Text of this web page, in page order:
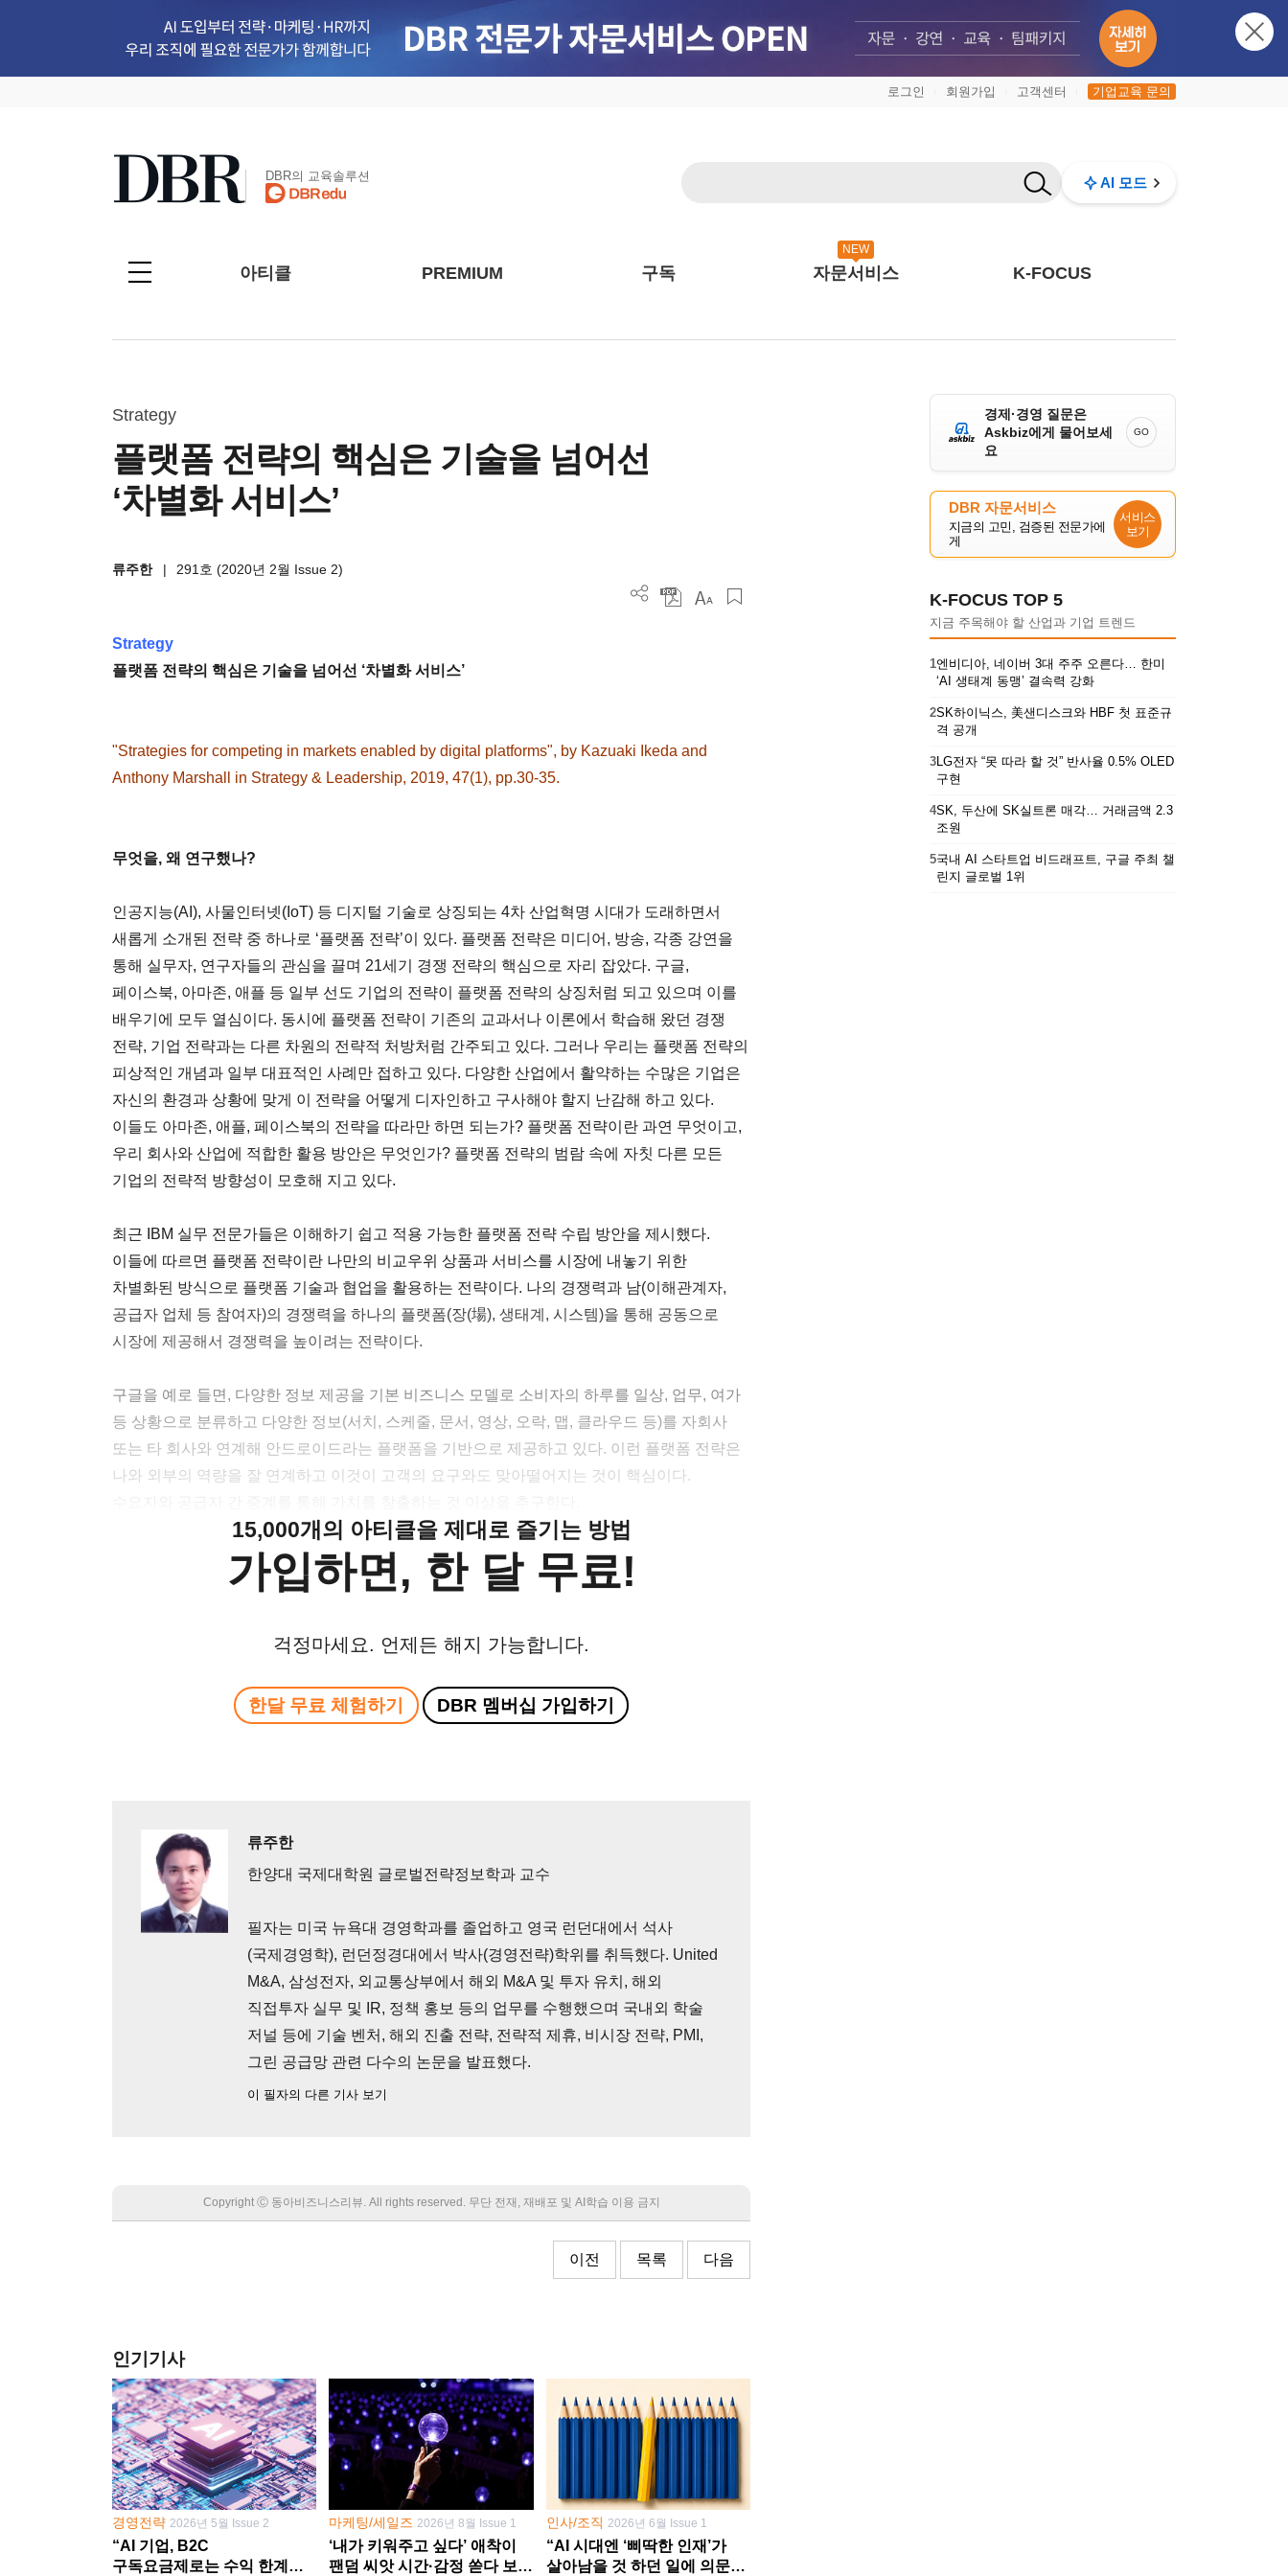
로그인 회원가입 고객센터 기업교육 문의
DBR의 교육솔루션 AI 모드
아티클 PREMIUM 구독
NEW
자문서비스 K-FOCUS
Strategy
플랫폼 전략의 핵심은 기술을 넘어선
‘차별화 서비스’
류주한 | 291호 (2020년 2월 Issue 2)
Strategy
플랫폼 전략의 핵심은 기술을 넘어선 ‘차별화 서비스’
"Strategies for competing in markets enabled by digital platforms", by Kazuaki Ikeda and
Anthony Marshall in Strategy & Leadership, 2019, 47(1), pp.30-35.
무엇을, 왜 연구했나?
인공지능(AI), 사물인터넷(IoT) 등 디지털 기술로 상징되는 4차 산업혁명 시대가 도래하면서
새롭게 소개된 전략 중 하나로 ‘플랫폼 전략’이 있다. 플랫폼 전략은 미디어, 방송, 각종 강연을
통해 실무자, 연구자들의 관심을 끌며 21세기 경쟁 전략의 핵심으로 자리 잡았다. 구글,
페이스북, 아마존, 애플 등 일부 선도 기업의 전략이 플랫폼 전략의 상징처럼 되고 있으며 이를
배우기에 모두 열심이다. 동시에 플랫폼 전략이 기존의 교과서나 이론에서 학습해 왔던 경쟁
전략, 기업 전략과는 다른 차원의 전략적 처방처럼 간주되고 있다. 그러나 우리는 플랫폼 전략의
피상적인 개념과 일부 대표적인 사례만 접하고 있다. 다양한 산업에서 활약하는 수많은 기업은
자신의 환경과 상황에 맞게 이 전략을 어떻게 디자인하고 구사해야 할지 난감해 하고 있다.
이들도 아마존, 애플, 페이스북의 전략을 따라만 하면 되는가? 플랫폼 전략이란 과연 무엇이고,
우리 회사와 산업에 적합한 활용 방안은 무엇인가? 플랫폼 전략의 범람 속에 자칫 다른 모든
기업의 전략적 방향성이 모호해 지고 있다.
최근 IBM 실무 전문가들은 이해하기 쉽고 적용 가능한 플랫폼 전략 수립 방안을 제시했다.
이들에 따르면 플랫폼 전략이란 나만의 비교우위 상품과 서비스를 시장에 내놓기 위한
차별화된 방식으로 플랫폼 기술과 협업을 활용하는 전략이다. 나의 경쟁력과 남(이해관계자,
공급자 업체 등 참여자)의 경쟁력을 하나의 플랫폼(장(場), 생태계, 시스템)을 통해 공동으로
시장에 제공해서 경쟁력을 높이려는 전략이다.
구글을 예로 들면, 다양한 정보 제공을 기본 비즈니스 모델로 소비자의 하루를 일상, 업무, 여가
등 상황으로 분류하고 다양한 정보(서치, 스케줄, 문서, 영상, 오락, 맵, 클라우드 등)를 자회사
또는 타 회사와 연계해 안드로이드라는 플랫폼을 기반으로 제공하고 있다. 이런 플랫폼 전략은
나와 외부의 역량을 잘 연계하고 이것이 고객의 요구와도 맞아떨어지는 것이 핵심이다.
15,000개의 아티클을 제대로 즐기는 방법
가입하면, 한 달 무료!
걱정마세요. 언제든 해지 가능합니다.
한달 무료 체험하기 DBR 멤버십 가입하기
류주한
한양대 국제대학원 글로벌전략정보학과 교수
필자는 미국 뉴욕대 경영학과를 졸업하고 영국 런던대에서 석사
(국제경영학), 런던정경대에서 박사(경영전략)학위를 취득했다. United
M&A, 삼성전자, 외교통상부에서 해외 M&A 및 투자 유치, 해외
직접투자 실무 및 IR, 정책 홍보 등의 업무를 수행했으며 국내외 학술
저널 등에 기술 벤처, 해외 진출 전략, 전략적 제휴, 비시장 전략, PMI,
그린 공급망 관련 다수의 논문을 발표했다.
이 필자의 다른 기사 보기
Copyright Ⓒ 동아비즈니스리뷰. All rights reserved. 무단 전재, 재배포 및 AI학습 이용 금지
이전 목록 다음
인기기사
경영전략 2026년 5월 Issue 2
“AI 기업, B2C
구독요금제로는 수익 한계
마케팅/세일즈 2026년 8월 Issue 1
‘내가 키워주고 싶다’ 애착이
팬덤 씨앗 시간·감정 쏟다 보면
인사/조직 2026년 6월 Issue 1
“AI 시대엔 ‘삐딱한 인재’가
살아남을 것 하던 일에 의문
경제·경영 질문은
Askbiz에게 물어보세
요
GO
DBR 자문서비스
지금의 고민, 검증된 전문가에
게
서비스
보기
K-FOCUS TOP 5
지금 주목해야 할 산업과 기업 트렌드
1엔비디아, 네이버 3대 주주 오른다… 한미
‘AI 생태계 동맹’ 결속력 강화
2SK하이닉스, 美샌디스크와 HBF 첫 표준규
격 공개
3LG전자 “못 따라 할 것” 반사율 0.5% OLED
구현
4SK, 두산에 SK실트론 매각… 거래금액 2.3
조원
5국내 AI 스타트업 비드래프트, 구글 주최 챌
린지 글로벌 1위